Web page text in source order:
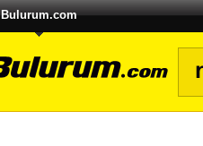
Bulurum.com